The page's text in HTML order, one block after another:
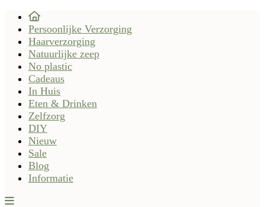
Persoonlijke Verzorging
Haarverzorging
Natuurlijke zeep
No plastic
Cadeaus
In Huis
Eten & Drinken
Zelfzorg
DIY
Nieuw
Sale
Blog
Informatie